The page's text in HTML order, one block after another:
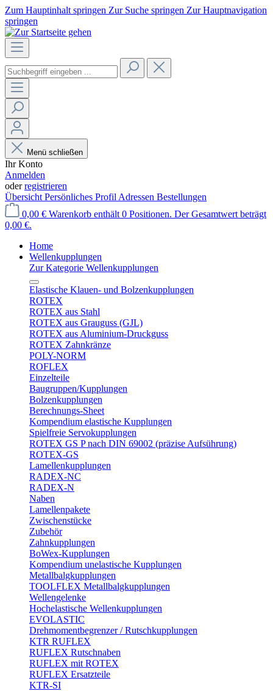
Zum Hauptinhalt springen Zur Suche springen Zur Hauptnavigation
springen
Menü schließen
Ihr Konto
Anmelden
oderregistrieren
Übersicht Persönliches Profil Adressen Bestellungen
0,00 € Warenkorb enthält 0 Positionen. Der Gesamtwert beträgt
0,00 €.
Home
Wellenkupplungen
Zur Kategorie Wellenkupplungen
Elastische Klauen- und Bolzenkupplungen
ROTEX
ROTEX aus Stahl
ROTEX aus Grauguss (GJL)
ROTEX aus Aluminium-Druckguss
ROTEX Zahnkränze
POLY-NORM
ROFLEX
Einzelteile
Baugruppen/Kupplungen
Bolzenkupplungen
Berechnungs-Sheet
Kompendium elastische Kupplungen
Spielfreie Servokupplungen
ROTEX GS P nach DIN 69002 (präzise Aufsührung)
ROTEX-GS
Lamellenkupplungen
RADEX-NC
RADEX-N
Naben
Lamellenpakete
Zwischenstücke
Zubehör
Zahnkupplungen
BoWex-Kupplungen
Kompendium unelastische Kupplungen
Metallbalgkupplungen
TOOLFLEX Metallbalgkupplungen
Wellengelenke
Hochelastische Wellenkupplungen
EVOLASTIC
Drehmomentbegrenzer / Rutschkupplungen
KTR RUFLEX
RUFLEX Rutschnaben
RUFLEX mit ROTEX
RUFLEX Ersatzteile
KTR-SI